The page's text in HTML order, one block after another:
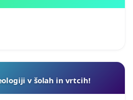
v šolah in vrtcih!